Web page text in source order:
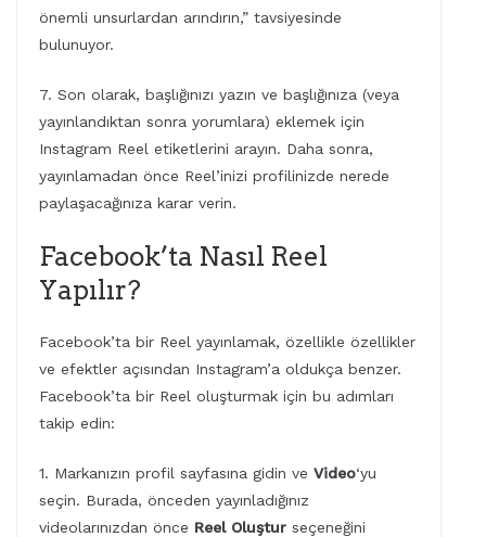
önemli unsurlardan arındırın,” tavsiyesinde
bulunuyor.
7. Son olarak, başlığınızı yazın ve başlığınıza (veya
yayınlandıktan sonra yorumlara) eklemek için
Instagram Reel etiketlerini arayın. Daha sonra,
yayınlamadan önce Reel’inizi profilinizde nerede
paylaşacağınıza karar verin.
Facebook’ta Nasıl Reel
Yapılır?
Facebook’ta bir Reel yayınlamak, özellikle özellikler
ve efektler açısından Instagram’a oldukça benzer.
Facebook’ta bir Reel oluşturmak için bu adımları
takip edin:
1. Markanızın profil sayfasına gidin ve Video‘yu
seçin. Burada, önceden yayınladığınız
videolarınızdan önce Reel Oluştur seçeneğini